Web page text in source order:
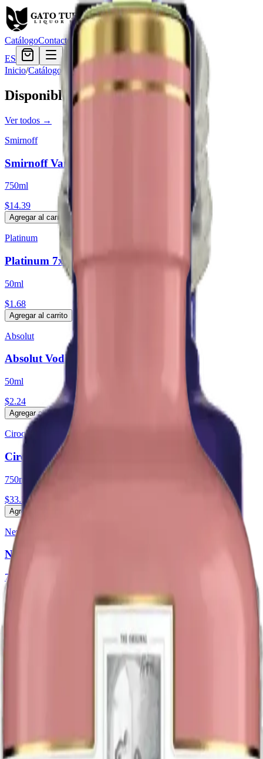
CatálogoContacto
ES
Inicio/Catálogo Vodka
Disponible ahora
Ver todos →
Smirnoff
Smirnoff Vanilla
750ml
$14.39
Agregar al carrito
Platinum
Platinum 7x Vodka
50ml
$1.68
Agregar al carrito
Absolut
Absolut Vodka
50ml
$2.24
Agregar al carrito
Ciroc
Ciroc Tropical Passion
750ml
$33.59
Agregar al carrito
New amsterdam
New Amsterdam Pineapple
750ml
$15.59
Smirnoff Green Apple